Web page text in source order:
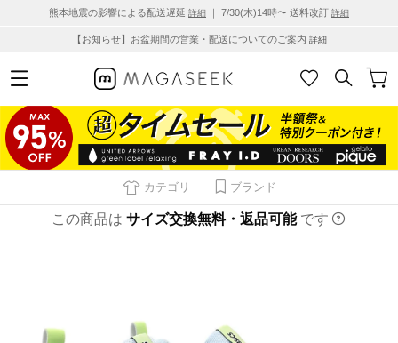
熊本地震の影響による配送遅延 詳細 ｜ 7/30(木)14時〜 送料改訂 詳細
【お知らせ】お盆期間の営業・配送についてのご案内 詳細
カテゴリ ブランド
この商品は サイズ交換無料・返品可能 です